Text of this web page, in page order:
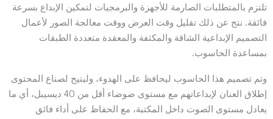
تلتزم بالمتطلبات الصارمة للأجهزة والبرمجيات لتمكين الإبداع بسرعة
فائقة. نتج عن ذلك تقليل وقت العرض ووقت معالجة الصور لأعمال
التصميم الإبداعية الشاقة والمكثفة والمعقدة متعددة الطبقات
بمساعدة الحاسوب.
وتم تصميم هذا الحاسوب ليحافظ على الهدوء، وليتيح لصناع المحتوى
إطلاق العنان لإبداعاتهم مع مستوى ضوضاء أقل من 40 ديسيبل، أي ما
يعادل مستوى الصوت داخل المكتبة، مع الحفاظ على أداء فائق